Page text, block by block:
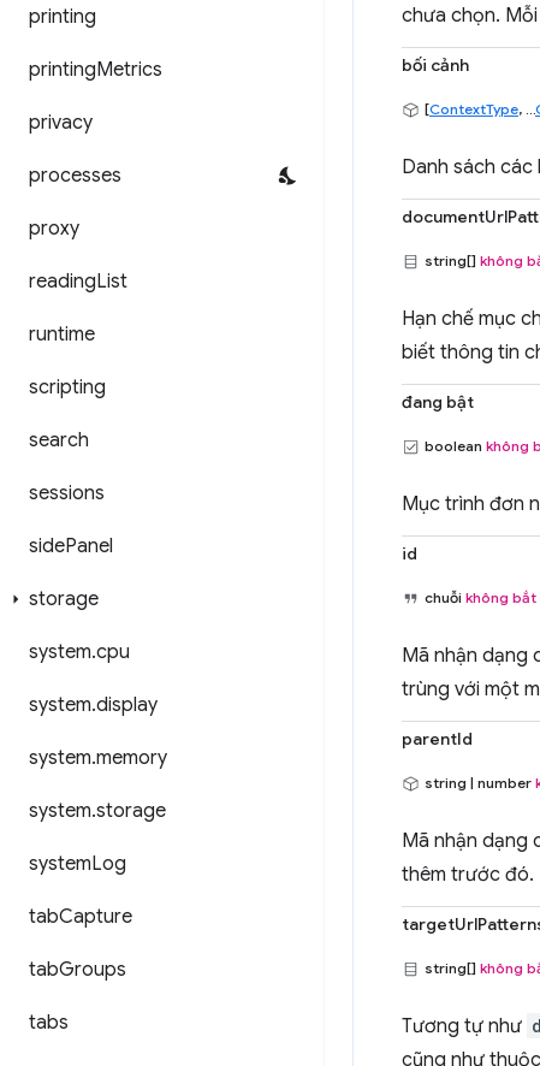
printing
printingMetrics
privacy
processes
proxy
readingList
runtime
scripting
search
sessions
sidePanel
storage
system.cpu
system.display
system.memory
system.storage
systemLog
tabCapture
tabGroups
tabs
chưa chọn.
bối cảnh
[ContextType, ...
Danh sách các
string[] không
Hạn chế mục
biết thông tin
đang bật
boolean không
Mục trình đơn
id
chuỗi không bắt
Mã nhận dạng
trùng với một
parentId
string | number
Mã nhận dạng
thêm trước đó.
string[] không
Tương tự như
cũng như